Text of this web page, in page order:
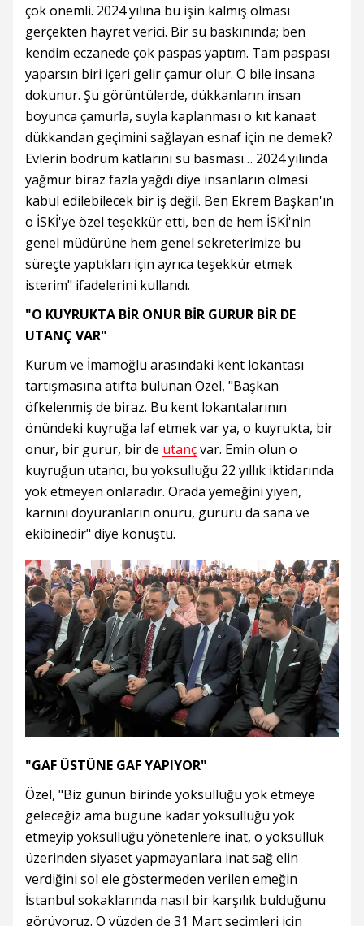
çok önemli. 2024 yılına bu işin kalmış olması
gerçekten hayret verici. Bir su baskınında; ben
kendim eczanede çok paspas yaptım. Tam paspası
yaparsın biri içeri gelir çamur olur. O bile insana
dokunur. Şu görüntülerde, dükkanların insan
boyunca çamurla, suyla kaplanması o kıt kanaat
dükkandan geçimini sağlayan esnaf için ne demek?
Evlerin bodrum katlarını su basması… 2024 yılında
yağmur biraz fazla yağdı diye insanların ölmesi
kabul edilebilecek bir iş değil. Ben Ekrem Başkan'ın
o İSKİ'ye özel teşekkür etti, ben de hem İSKİ'nin
genel müdürüne hem genel sekreterimize bu
süreçte yaptıkları için ayrıca teşekkür etmek
isterim" ifadelerini kullandı.
"O KUYRUKTA BİR ONUR BİR GURUR BİR DE
UTANÇ VAR"
Kurum ve İmamoğlu arasındaki kent lokantası
tartışmasına atıfta bulunan Özel, "Başkan
öfkelenmiş de biraz. Bu kent lokantalarının
önündeki kuyruğa laf etmek var ya, o kuyrukta, bir
onur, bir gurur, bir de utançvar. Emin olun o
kuyruğun utancı, bu yoksulluğu 22 yıllık iktidarında
yok etmeyen onlaradır. Orada yemeğini yiyen,
karnını doyuranların onuru, gururu da sana ve
ekibinedir" diye konuştu.
"GAF ÜSTÜNE GAF YAPIYOR"
Özel, "Biz günün birinde yoksulluğu yok etmeye
geleceğiz ama bugüne kadar yoksulluğu yok
etmeyip yoksulluğu yönetenlere inat, o yoksulluk
üzerinden siyaset yapmayanlara inat sağ elin
verdiğini sol ele göstermeden verilen emeğin
İstanbul sokaklarında nasıl bir karşılık bulduğunu
görüyoruz. O yüzden de 31 Mart seçimleri için